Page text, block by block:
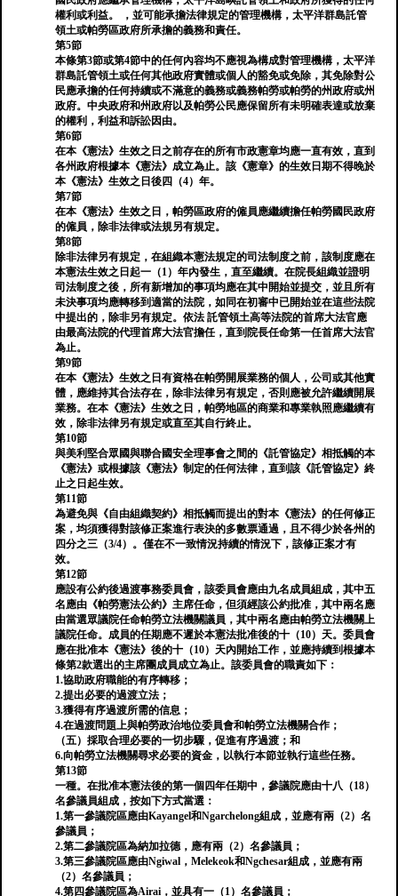
權利或利益。 ，並可能承擔法律規定的管理機構，太平洋群島託管
領土或帕勞區政府所承擔的義務和責任。
第5節
本條第3節或第4節中的任何內容均不應視為構成對管理機構，太平洋
群島託管領土或任何其他政府實體或個人的豁免或免除，其免除對公
民應承擔的任何持續或不滿意的義務或義務帕勞或帕勞的州政府或州
政府。中央政府和州政府以及帕勞公民應保留所有未明確表達或放棄
的權利，利益和訴訟因由。
第6節
在本《憲法》生效之日之前存在的所有市政憲章均應一直有效，直到
各州政府根據本《憲法》成立為止。該《憲章》的生效日期不得晚於
本《憲法》生效之日後四（4）年。
第7節
在本《憲法》生效之日，帕勞區政府的僱員應繼續擔任帕勞國民政府
的僱員，除非法律或法規另有規定。
第8節
除非法律另有規定，在組織本憲法規定的司法制度之前，該制度應在
本憲法生效之日起一（1）年內發生，直至繼續。在院長組織並證明
司法制度之後，所有新增加的事項均應在其中開始並提交，並且所有
未決事項均應轉移到適當的法院，如同在初審中已開始並在這些法院
中提出的，除非另有規定。依法 託管領土高等法院的首席大法官應
由最高法院的代理首席大法官擔任，直到院長任命第一任首席大法官
為止。
第9節
在本《憲法》生效之日有資格在帕勞開展業務的個人，公司或其他實
體，應維持其合法存在，除非法律另有規定，否則應被允許繼續開展
業務。在本《憲法》生效之日，帕勞地區的商業和專業執照應繼續有
效，除非法律另有規定或直至其自行終止。
第10節
與美利堅合眾國與聯合國安全理事會之間的《託管協定》相抵觸的本
《憲法》或根據該《憲法》制定的任何法律，直到該《託管協定》終
止之日起生效。
第11節
為避免與《自由組織契約》相抵觸而提出的對本《憲法》的任何修正
案，均須獲得對該修正案進行表決的多數票通過，且不得少於各州的
四分之三（3/4）。僅在不一致情況持續的情況下，該修正案才有
效。
第12節
應設有公約後過渡事務委員會，該委員會應由九名成員組成，其中五
名應由《帕勞憲法公約》主席任命，但須經該公約批准，其中兩名應
由當選眾議院任命帕勞立法機關議員，其中兩名應由帕勞立法機關上
議院任命。成員的任期應不遲於本憲法批准後的十（10）天。委員會
應在批准本《憲法》後的十（10）天內開始工作，並應持續到根據本
條第2款選出的主席團成員成立為止。該委員會的職責如下：
1.協助政府職能的有序轉移；
2.提出必要的過渡立法；
3.獲得有序過渡所需的信息；
4.在過渡問題上與帕勞政治地位委員會和帕勞立法機關合作；
（五）採取合理必要的一切步驟，促進有序過渡；和
6.向帕勞立法機關尋求必要的資金，以執行本節並執行這些任務。
第13節
一種。在批准本憲法後的第一個四年任期中，參議院應由十八（18）
名參議員組成，按如下方式當選：
1.第一參議院區應由Kayangel和Ngarchelong組成，並應有兩（2）名
參議員；
2.第二參議院區為納加拉德，應有兩（2）名參議員；
3.第三參議院區應由Ngiwal，Melekeok和Ngchesar組成，並應有兩
（2）名參議員；
4.第四參議院區為Airai，並具有一（1）名參議員；